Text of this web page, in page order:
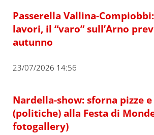
Passerella Vallina-
lavori, il “varo” sull’Arno
autunno
23/07/2026 14:56
Nardella-show: sforna pizze
(politiche) alla Festa di
fotogallery)